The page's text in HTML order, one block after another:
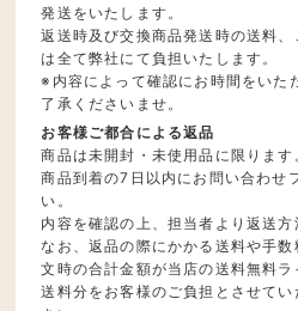
発送をいたします。
返送時及び交換商品発送時の送料
は全て弊社にて負担いたします。
※内容によって確認にお時間をいた
了承くださいませ。
お客様ご都合による返品
商品は未開封・未使用品に限ります
商品到着の7日以内にお問い合わせ
い。
内容を確認の上、担当者より返送方
なお、返品の際にかかる送料や手
文時の合計金額が当店の送料無料
送料分をお客様のご負担とさせて